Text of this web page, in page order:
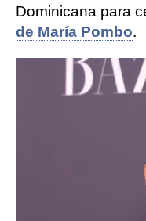
Dominicana para
de María Pombo.